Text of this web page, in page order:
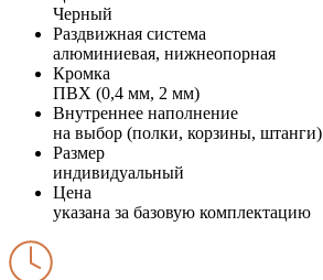
Черный
Раздвижная система
алюминиевая, нижнеопорная
Кромка
ПВХ (0,4 мм, 2 мм)
Внутреннее наполнение
на выбор (полки, корзины, штанги)
Размер
индивидуальный
Цена
указана за базовую комплектацию